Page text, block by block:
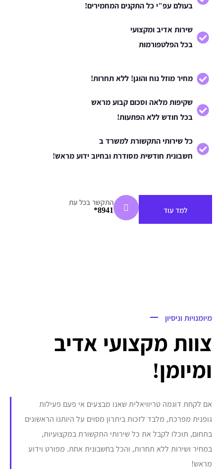
בעולם עפ"י כל התקנים המחמירים!
שירות אדיב ומקצועי
בכל הפלטפורמות
מחיר מוזל נוח והוגן! ללא תחרות!
שקיפות מלאה וסכום קבוע מראש
בכל חודש ללא הפתעות!
כל שירותי התקשורת למשרד ב
חשבונית חודשית מסודרת ובחיוב ידוע מראש!
למד עוד
התקשר בכל עת
8941*
מיומנויות וניסיון
צוות מקצועי אדיב
ומיומן!
אם לקחת דוגמה טריוויאלית שאנו מבצעים אי פעם פעילות
גופנית מפרכת, מלבד לזכות ביתרון מסוים על היותנו הראשונים
בתחום, תוכלו לקבל את כל שירותי התקשורת במקצועיות,
במחיר ושירות ללא תחרות, והכל בחשבונית אחת. מפורט וידוע
מראש!